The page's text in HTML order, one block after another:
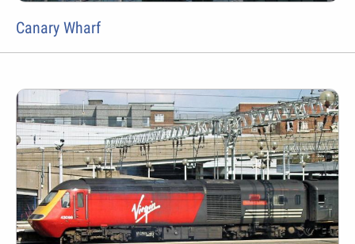
Canary Wharf